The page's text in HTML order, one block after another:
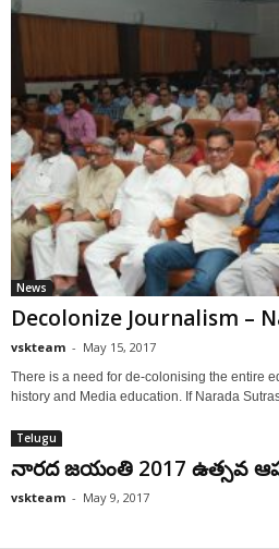
News
Decolonize Journalism –
vskteam - May 15, 2017
There is a need for de-colonising the entire
history and Media education. If Narada
Telugu
నారద జయంతి 2017 ఉత్సవ
vskteam - May 9, 2017